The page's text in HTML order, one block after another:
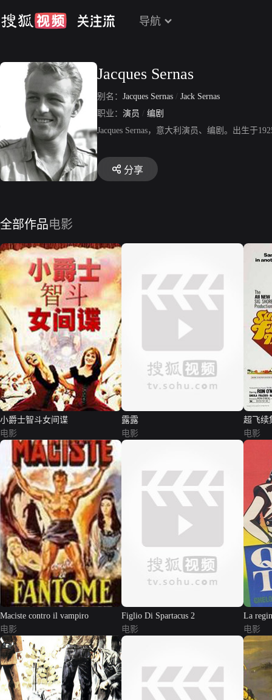
导航
Jacques Sernas
别名： Jacques Sernas / Jack Sernas
职业： 演员 / 编剧
Jacques Sernas，意大利演员、编剧。出生于
分享
全部作品电影
小爵士智斗女间谍
电影
露露
电影
超飞续
电影
Maciste contro il vampiro
电影
Figlio Di Spartacus 2
电影
La
电影